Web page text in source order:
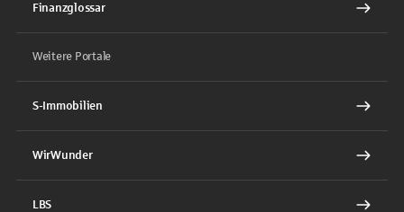
Finanzglossar
Weitere Portale
S-Immobilien
WirWunder
LBS